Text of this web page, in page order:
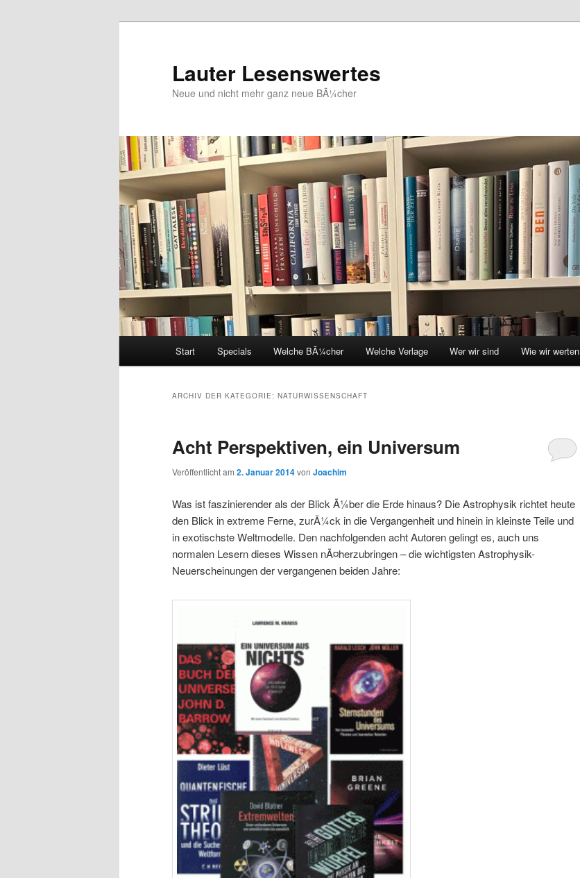
Lauter Lesenswertes
Neue und nicht mehr ganz neue BÃ¼cher
Start Specials Welche BÃ¼cher Welche Verlage Wer wir sind Wie wir werten
ARCHIV DER KATEGORIE: NATURWISSENSCHAFT
Acht Perspektiven, ein Universum
Veröffentlicht am 2. Januar 2014von Joachim
Was ist faszinierender als der Blick Ã¼ber die Erde hinaus? Die Astrophysik richtet heute
den Blick in extreme Ferne, zurÃ¼ck in die Vergangenheit und hinein in kleinste Teile und
in exotischste Weltmodelle. Den nachfolgenden acht Autoren gelingt es, auch uns
normalen Lesern dieses Wissen nÃ¤herzubringen – die wichtigsten Astrophysik-
Neuerscheinungen der vergangenen beiden Jahre: